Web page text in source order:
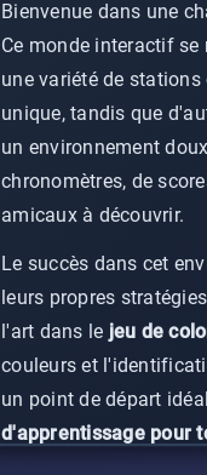
Bienvenue dans une
Ce monde interactif
une variété de
unique, tandis que
un environnement
chronomètres, de
amicaux à découvrir.
Le succès dans cet
leurs propres
l'art dans le jeu de
couleurs et
un point de départ
d'apprentissage pour